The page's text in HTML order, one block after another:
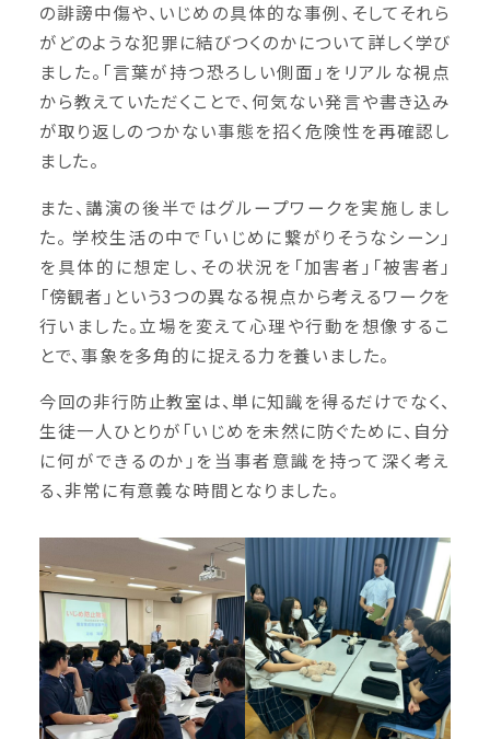
の誹謗中傷や、いじめの具体的な事例、そしてそれら
がどのような犯罪に結びつくのかについて詳しく学び
ました。「言葉が持つ恐ろしい側面」をリアルな視点
から教えていただくことで、何気ない発言や書き込み
が取り返しのつかない事態を招く危険性を再確認し
ました。
また、講演の後半ではグループワークを実施しまし
た。 学校生活の中で「いじめに繋がりそうなシーン」
を具体的に想定し、その状況を「加害者」「被害者」
「傍観者」という3つの異なる視点から考えるワークを
行いました。立場を変えて心理や行動を想像するこ
とで、事象を多角的に捉える力を養いました。
今回の非行防止教室は、単に知識を得るだけでなく、
生徒一人ひとりが「いじめを未然に防ぐために、自分
に何ができるのか」を当事者意識を持って深く考え
る、非常に有意義な時間となりました。